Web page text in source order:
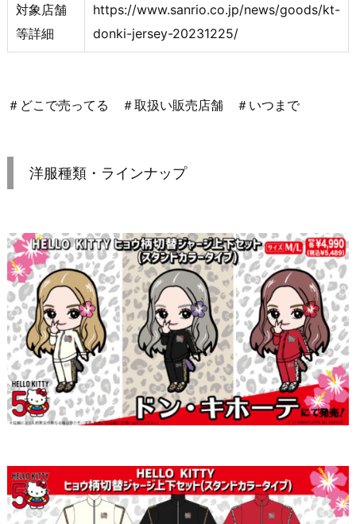
対象店舗
等詳細
https://www.sanrio.co.jp/news/goods/kt-
donki-jersey-20231225/
＃どこで売ってる ＃取扱い販売店舗 ＃いつまで
洋服種類・ラインナップ